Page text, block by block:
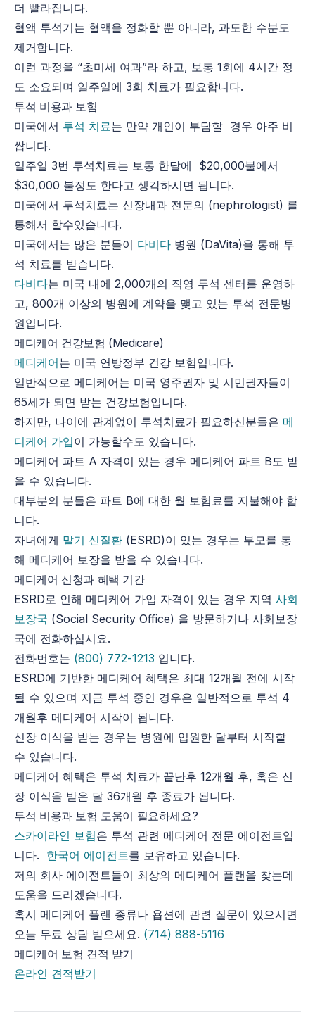
더 빨라집니다.
혈액 투석기는 혈액을 정화할 뿐 아니라, 과도한 수분도
제거합니다.
이런 과정을 “초미세 여과”라 하고, 보통 1회에 4시간 정
도 소요되며 일주일에 3회 치료가 필요합니다.
투석 비용과 보험
미국에서 투석 치료는 만약 개인이 부담할 경우 아주 비
쌉니다.
일주일 3번 투석치료는 보통 한달에 $20,000불에서
$30,000 불정도 한다고 생각하시면 됩니다.
미국에서 투석치료는 신장내과 전문의 (nephrologist) 를
통해서 할수있습니다.
미국에서는 많은 분들이 다비다 병원 (DaVita)을 통해 투
석 치료를 받습니다.
다비다는 미국 내에2,000개의 직영 투석 센터를 운영하
고,800개 이상의 병원에 계약을 맺고 있는 투석 전문병
원입니다.
메디케어 건강보험 (Medicare)
메디케어는 미국 연방정부 건강 보험입니다.
일반적으로 메디케어는 미국 영주권자 및 시민권자들이
65세가 되면 받는 건강보험입니다.
하지만, 나이에 관계없이 투석치료가 필요하신분들은 메
디케어 가입이 가능할수도 있습니다.
메디케어 파트 A 자격이 있는 경우 메디케어 파트 B도 받
을 수 있습니다.
대부분의 분들은 파트 B에 대한 월 보험료를 지불해야 합
니다.
자녀에게 말기 신질환 (ESRD)이 있는 경우는 부모를 통
해 메디케어 보장을 받을 수 있습니다.
메디케어 신청과 혜택 기간
ESRD로 인해 메디케어 가입 자격이 있는 경우 지역사회
보장국 (Social Security Office) 을 방문하거나 사회보장
국에 전화하십시요.
전화번호는 (800) 772-1213 입니다.
ESRD에 기반한 메디케어 혜택은 최대 12개월 전에 시작
될 수 있으며 지금 투석 중인 경우은 일반적으로 투석 4
개월후 메디케어 시작이 됩니다.
신장 이식을 받는 경우는 병원에 입원한 달부터 시작할
수 있습니다.
메디케어 혜택은 투석 치료가 끝난후 12개월 후, 혹은 신
장 이식을 받은 달 36개월 후 종료가 됩니다.
투석 비용과 보험 도움이 필요하세요?
스카이라인 보험은 투석 관련 메디케어 전문 에이전트입
니다. 한국어 에이전트를 보유하고 있습니다.
저의 회사 에이전트들이 최상의 메디케어 플랜을 찾는데
도움을 드리겠습니다.
혹시 메디케어 플랜 종류나 욥션에 관련 질문이 있으시면
오늘 무료 상담 받으세요. (714) 888-5116
메디케어 보험 견적 받기
온라인 견적받기